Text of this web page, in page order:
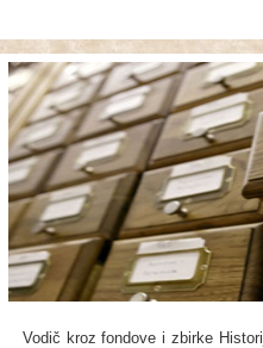
Vodič kroz fondove i zbirke